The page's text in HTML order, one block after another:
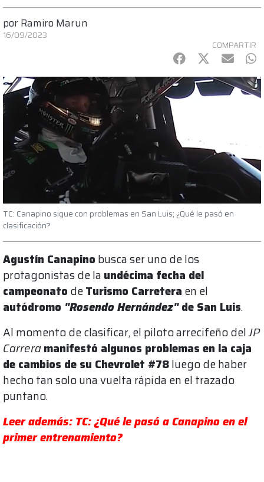
por Ramiro Marun
16/09/2023
COMPARTIR
Facebook
Twitter
mail
TC: Canapino sigue con problemas en San Luis; ¿Qué le pasó en
clasificación?
Agustín Canapino busca ser uno de los
protagonistas de la undécima fecha del
campeonato deTurismo Carretera en el
autódromo "Rosendo Hernández"de San Luis.
Al momento de clasificar, el piloto arrecifeño delJP
Carreramanifestó algunos problemas en la caja
de cambios de su Chevrolet #78luego de haber
hecho tan solo una vuelta rápida en el trazado
puntano.
Leer además: TC: ¿Qué le pasó a Canapino en el
primer entrenamiento?